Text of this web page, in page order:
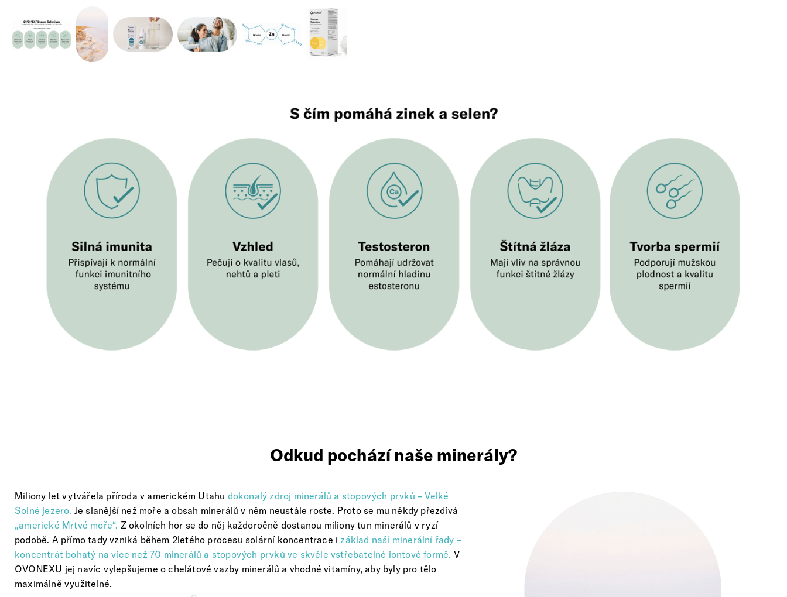
Odkud pochází naše minerály?
Miliony let vytvářela příroda v americkém Utahu dokonalý zdroj minerálů a stopových prvků – Velké
Solné jezero. Je slanější než moře a obsah minerálů v něm neustále roste. Proto se mu někdy přezdívá
„americké Mrtvé moře“. Z okolních hor se do něj každoročně dostanou miliony tun minerálů v ryzí
podobě. A přímo tady vzniká během 2letého procesu solární koncentrace izáklad naší minerální řady –
koncentrát bohatý na více než 70 minerálů a stopových prvků ve skvěle vstřebatelné iontové formě. V
OVONEXU jej navíc vylepšujeme o chelátové vazby minerálů a vhodné vitamíny, aby byly pro tělo
maximálně využitelné.